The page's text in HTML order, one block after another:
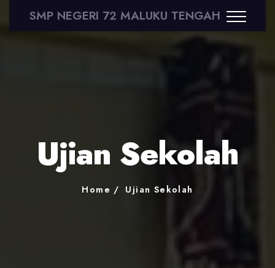
SMP NEGERI 72 MALUKU TENGAH
Ujian Sekolah
Home Ujian Sekolah